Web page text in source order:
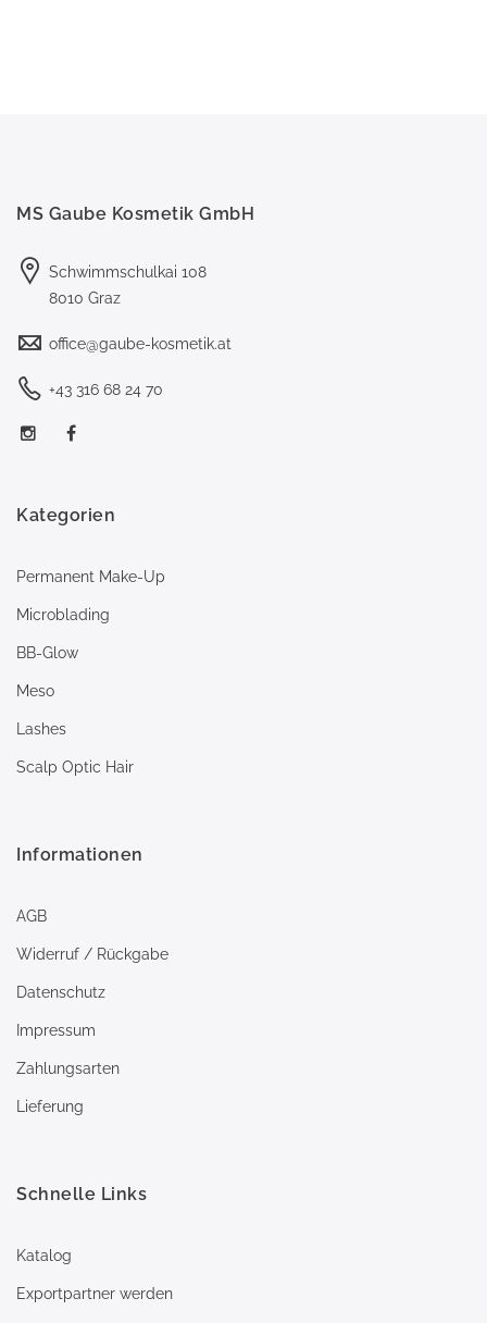
MS Gaube Kosmetik GmbH
Schwimmschulkai 108
8010 Graz
office@gaube-kosmetik.at
+43 316 68 24 70
Kategorien
Permanent Make-Up
Microblading
BB-Glow
Meso
Lashes
Scalp Optic Hair
Informationen
AGB
Widerruf / Rückgabe
Datenschutz
Impressum
Zahlungsarten
Lieferung
Schnelle Links
Katalog
Exportpartner werden